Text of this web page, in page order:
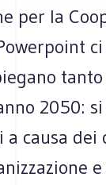
per la
2050:
a causa